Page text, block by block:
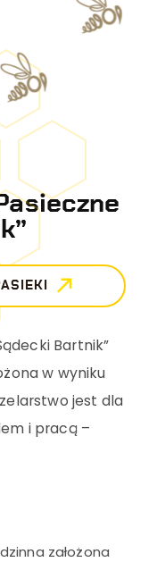
Bartnik”
w wyniku
jest dla
i pracą –
założona